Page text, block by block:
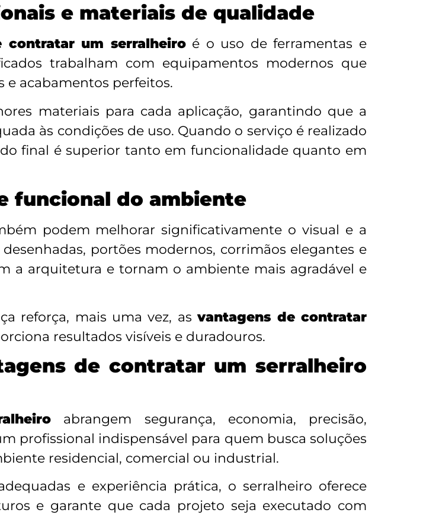
e materiais de qualidade
contratar um serralheiroé o uso de ferramentas e
trabalham com equipamentos modernos que
e acabamentos perfeitos.
materiais para cada aplicação, garantindo que a
às condições de uso. Quando o serviço é realizado
final é superior tanto em funcionalidade quanto em
funcional do ambiente
podem melhorar significativamente o visual e a
portões modernos, corrimãos elegantes e
a arquitetura e tornam o ambiente mais agradável e
reforça, mais uma vez, asvantagens de contratar
resultados visíveis e duradouros.
de contratar um serralheiro
abrangem segurança, economia, precisão,
profissional indispensável para quem busca soluções
residencial, comercial ou industrial.
e experiência prática, o serralheiro oferece
e garante que cada projeto seja executado com